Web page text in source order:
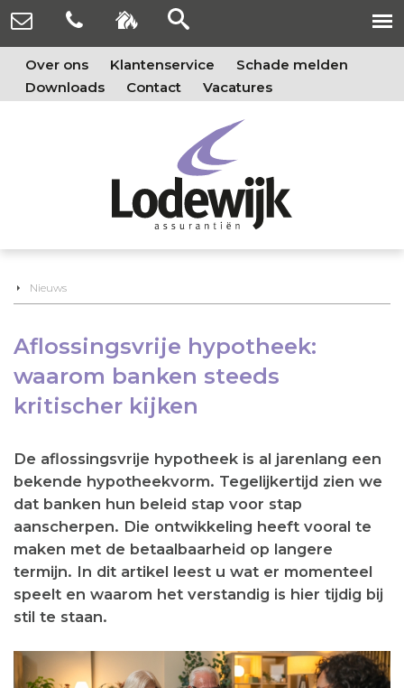
Over ons Klantenservice
Schade melden
Downloads
Contact Vacatures
Nieuws
Aflossingsvrije hypotheek:
waarom banken steeds
kritischer kijken
De aflossingsvrije hypotheek is al jarenlang een
bekende hypotheekvorm. Tegelijkertijd zien we
dat banken hun beleid stap voor stap
aanscherpen. Die ontwikkeling heeft vooral te
maken met de betaalbaarheid op langere
termijn. In dit artikel leest u wat er momenteel
speelt en waarom het verstandig is hier tijdig bij
stil te staan.